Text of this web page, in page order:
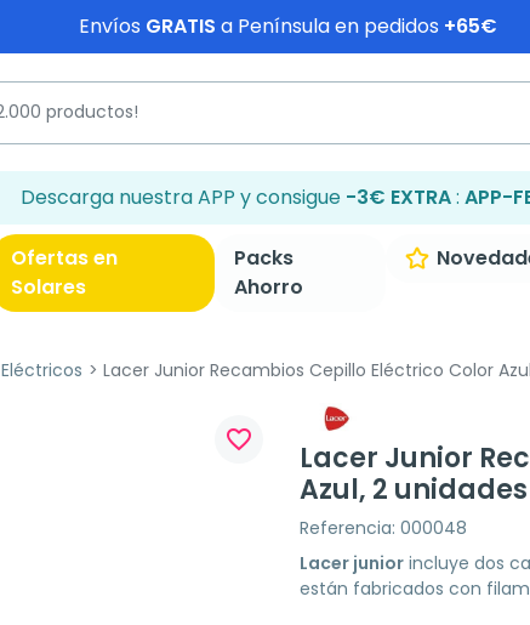
Envíos GRATIS a Península en pedidos +65€
Descarga nuestra APP y consigue -3€ EXTRA: APP-
Ofertas en
Solares
Packs
Ahorro
Eléctricos Lacer Junior Recambios Cepillo Eléctrico Color
favorite_border
Lacer Junior
Azul, 2 unidades
Referencia: 000048
Lacer junior incluye dos
están fabricados con